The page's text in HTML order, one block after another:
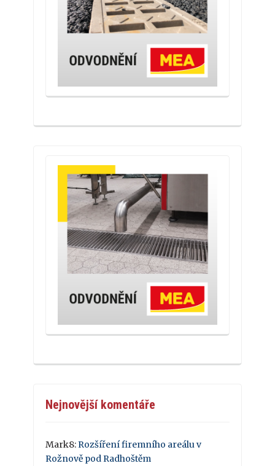
Nejnovější komentáře
Mark8:Rozšíření firemního areálu v
Rožnově pod Radhoštěm